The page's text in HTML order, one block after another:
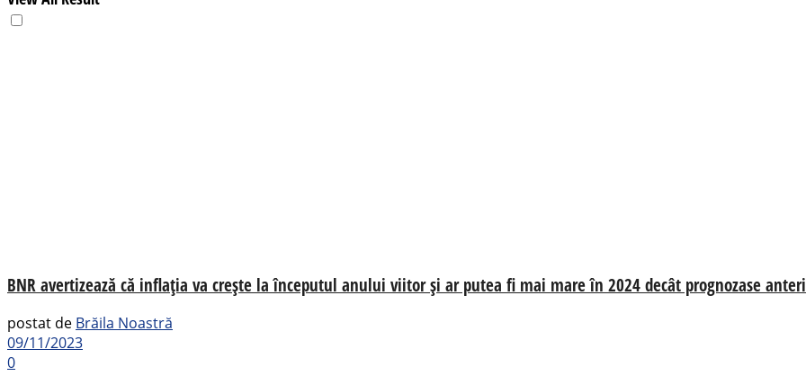
BNR avertizează că inflația va crește la începutul anului viitor și ar putea fi mai mare în 2024 decât prognozase
postat de Brăila Noastră
09/11/2023
0